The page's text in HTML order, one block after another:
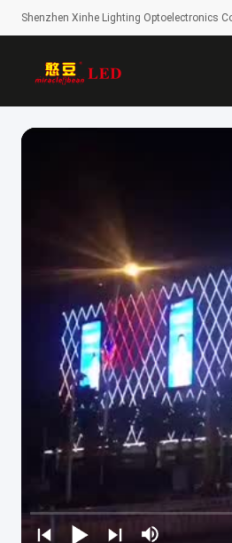
Shenzhen Xinhe Lighting Optoelectronics